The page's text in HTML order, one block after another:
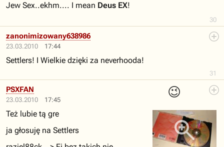
30
Jew Sex..ekhm.... I mean Deus EX!
23.03.2010 17:44
31
zanonimizowany638986
Settlers! I Wielkie dzięki za neverhooda!
23.03.2010 17:45
😉
PSXFAN
Też lubie tą gre
ja głosuję na Settlers